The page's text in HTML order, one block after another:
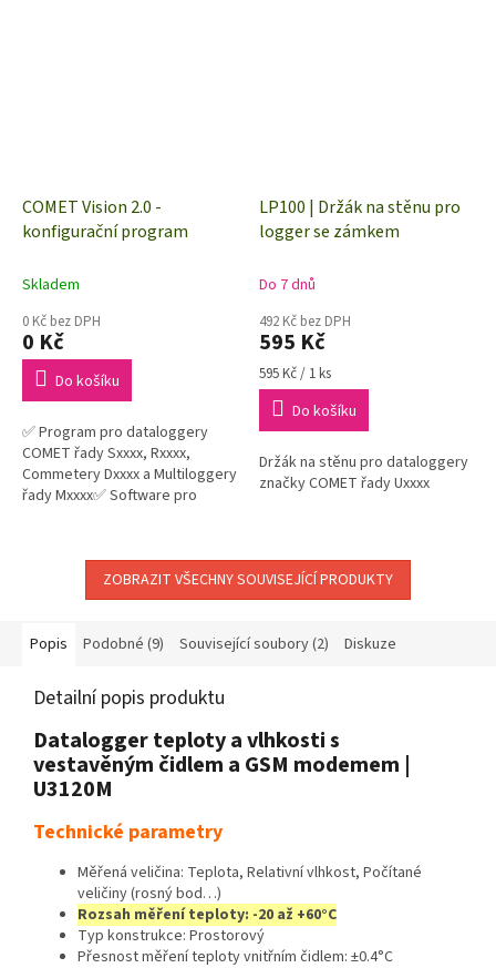
COMET Vision 2.0 -
konfigurační program
Skladem
0 Kč bez DPH
0 Kč
Do košíku
✅ Program pro dataloggery
COMET řady Sxxxx, Rxxxx,
Commetery Dxxxx a Multiloggery
řady Mxxxx✅ Software pro
LP100 | Držák na stěnu pro
logger se zámkem
Do 7 dnů
492 Kč bez DPH
595 Kč
Měrná
cena:
595 Kč / 1 ks
Do košíku
Držák na stěnu pro dataloggery
značky COMET řady Uxxxx
ZOBRAZIT VŠECHNY SOUVISEJÍCÍ PRODUKTY
Popis Podobné (9) Související soubory (2) Diskuze
Detailní popis produktu
Datalogger teploty a vlhkosti s
vestavěným čidlem a GSM modemem |
U3120M
Technické parametry
Měřená veličina: Teplota, Relativní vlhkost, Počítané
veličiny (rosný bod…)
Rozsah měření teploty: -20 až +60°C
Typ konstrukce: Prostorový
Přesnost měření teploty vnitřním čidlem: ±0.4°C